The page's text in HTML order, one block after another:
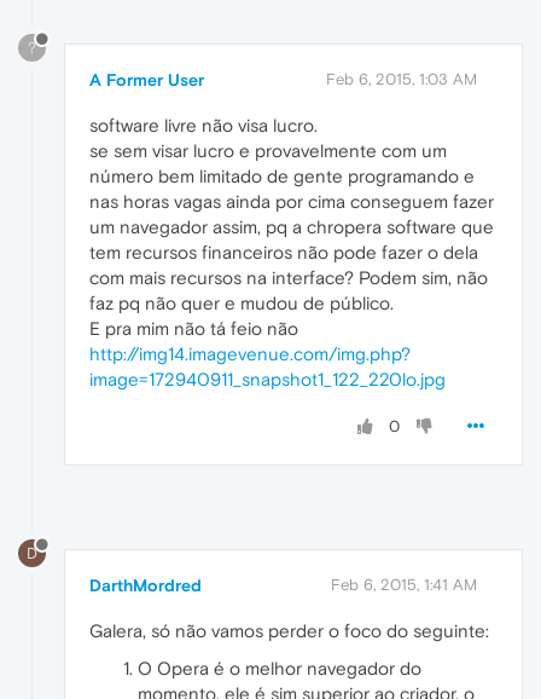
?
A Former User Feb 6, 2015, 1:03 AM
software livre não visa lucro.
se sem visar lucro e provavelmente com um
número bem limitado de gente programando e
nas horas vagas ainda por cima conseguem fazer
um navegador assim, pq a chropera software que
tem recursos financeiros não pode fazer o dela
com mais recursos na interface? Podem sim, não
faz pq não quer e mudou de público.
E pra mim não tá feio não
http://img14.imagevenue.com/img.php?
image=172940911_snapshot1_122_220lo.jpg
0
D
DarthMordred Feb 6, 2015, 1:41 AM
Galera, só não vamos perder o foco do seguinte:
O Opera é o melhor navegador do
momento, ele é sim superior ao criador, o